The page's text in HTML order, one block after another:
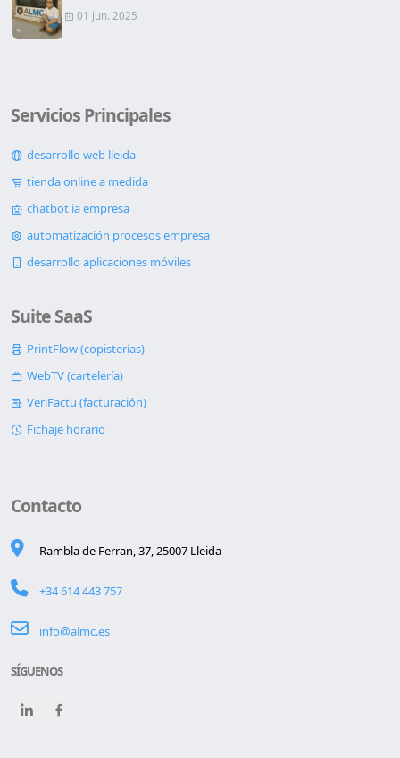
01 jun. 2025
Servicios Principales
desarrollo web lleida
tienda online a medida
chatbot ia empresa
automatización procesos empresa
desarrollo aplicaciones móviles
Suite SaaS
PrintFlow (copisterías)
WebTV (cartelería)
VeriFactu (facturación)
Fichaje horario
Contacto
Rambla de Ferran, 37, 25007 Lleida
+34 614 443 757
info@almc.es
SÍGUENOS